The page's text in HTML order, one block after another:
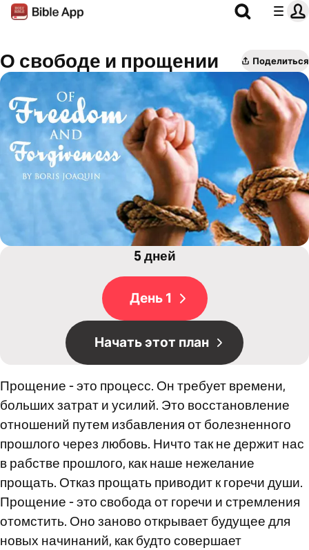
О свободе и прощении Поделиться
5 дней
День 1
Начать этот план
Прощение - это процесс. Он требует времени,
больших затрат и усилий. Это восстановление
отношений путем избавления от болезненного
прошлого через любовь. Ничто так не держит нас
в рабстве прошлого, как наше нежелание
прощать. Отказ прощать приводит к горечи души.
Прощение - это свобода от горечи и стремления
отомстить. Оно заново открывает будущее для
новых начинаний, как будто совершает